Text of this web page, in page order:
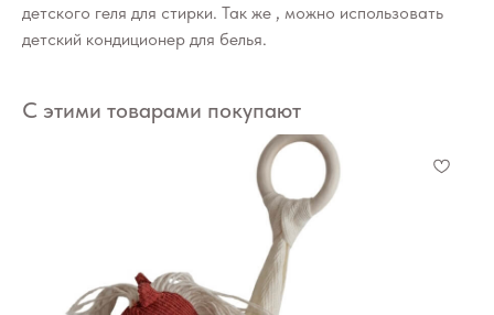
детского геля для стирки. Так же , можно использовать
детский кондиционер для белья.
С этими товарами покупают